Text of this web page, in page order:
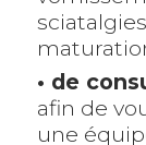
• de
afin de
une